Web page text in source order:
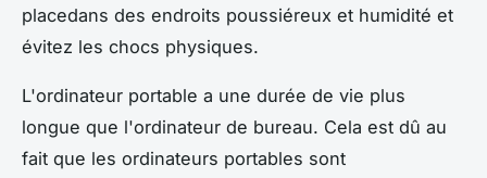
placedans des endroits poussiéreux et humidité et
évitez les chocs physiques.
L'ordinateur portable a une durée de vie plus
longue que l'ordinateur de bureau. Cela est dû au
fait que les ordinateurs portables sont